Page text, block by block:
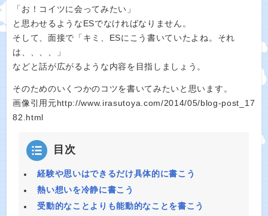
「お！コイツに会ってみたい」
と思わせるようなESでなければなりません。
そして、面接で「キミ、ESにこう書いていたよね。それ
は、、、、」
などと話が広がるような内容を目指しましょう。
そのためのいくつかのコツを書いてみたいと思います。
画像引用元http://www.irasutoya.com/2014/05/blog-post_17
82.html
目次
経験や思いはできるだけ具体的に書こう
熱い想いを冷静に書こう
受動的なことよりも能動的なことを書こう